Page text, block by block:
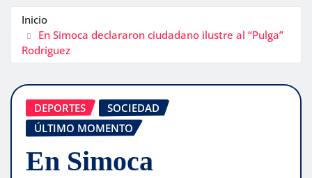
Inicio
En Simoca declararon ciudadano ilustre al “Pulga”
Rodríguez
DEPORTES
SOCIEDAD
ÚLTIMO MOMENTO
En Simoca